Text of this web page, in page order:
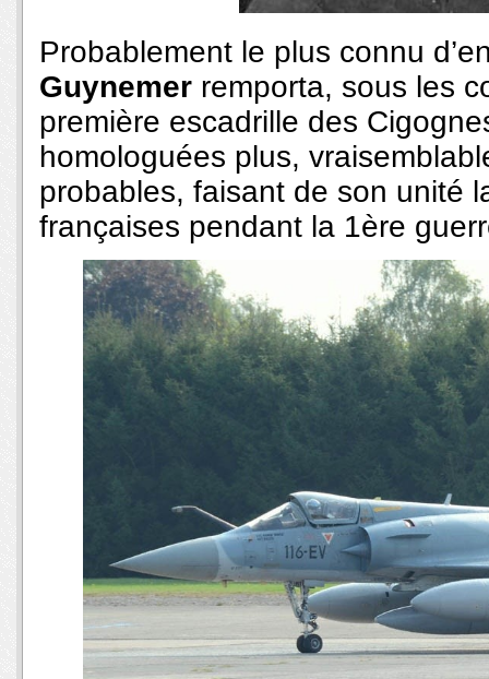
Probablement le plus connu
Guynemer remporta, sous les
première escadrille des
homologuées plus,
probables, faisant de son unité
françaises pendant la 1ère